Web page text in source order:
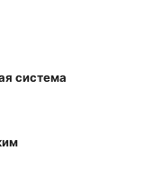
система